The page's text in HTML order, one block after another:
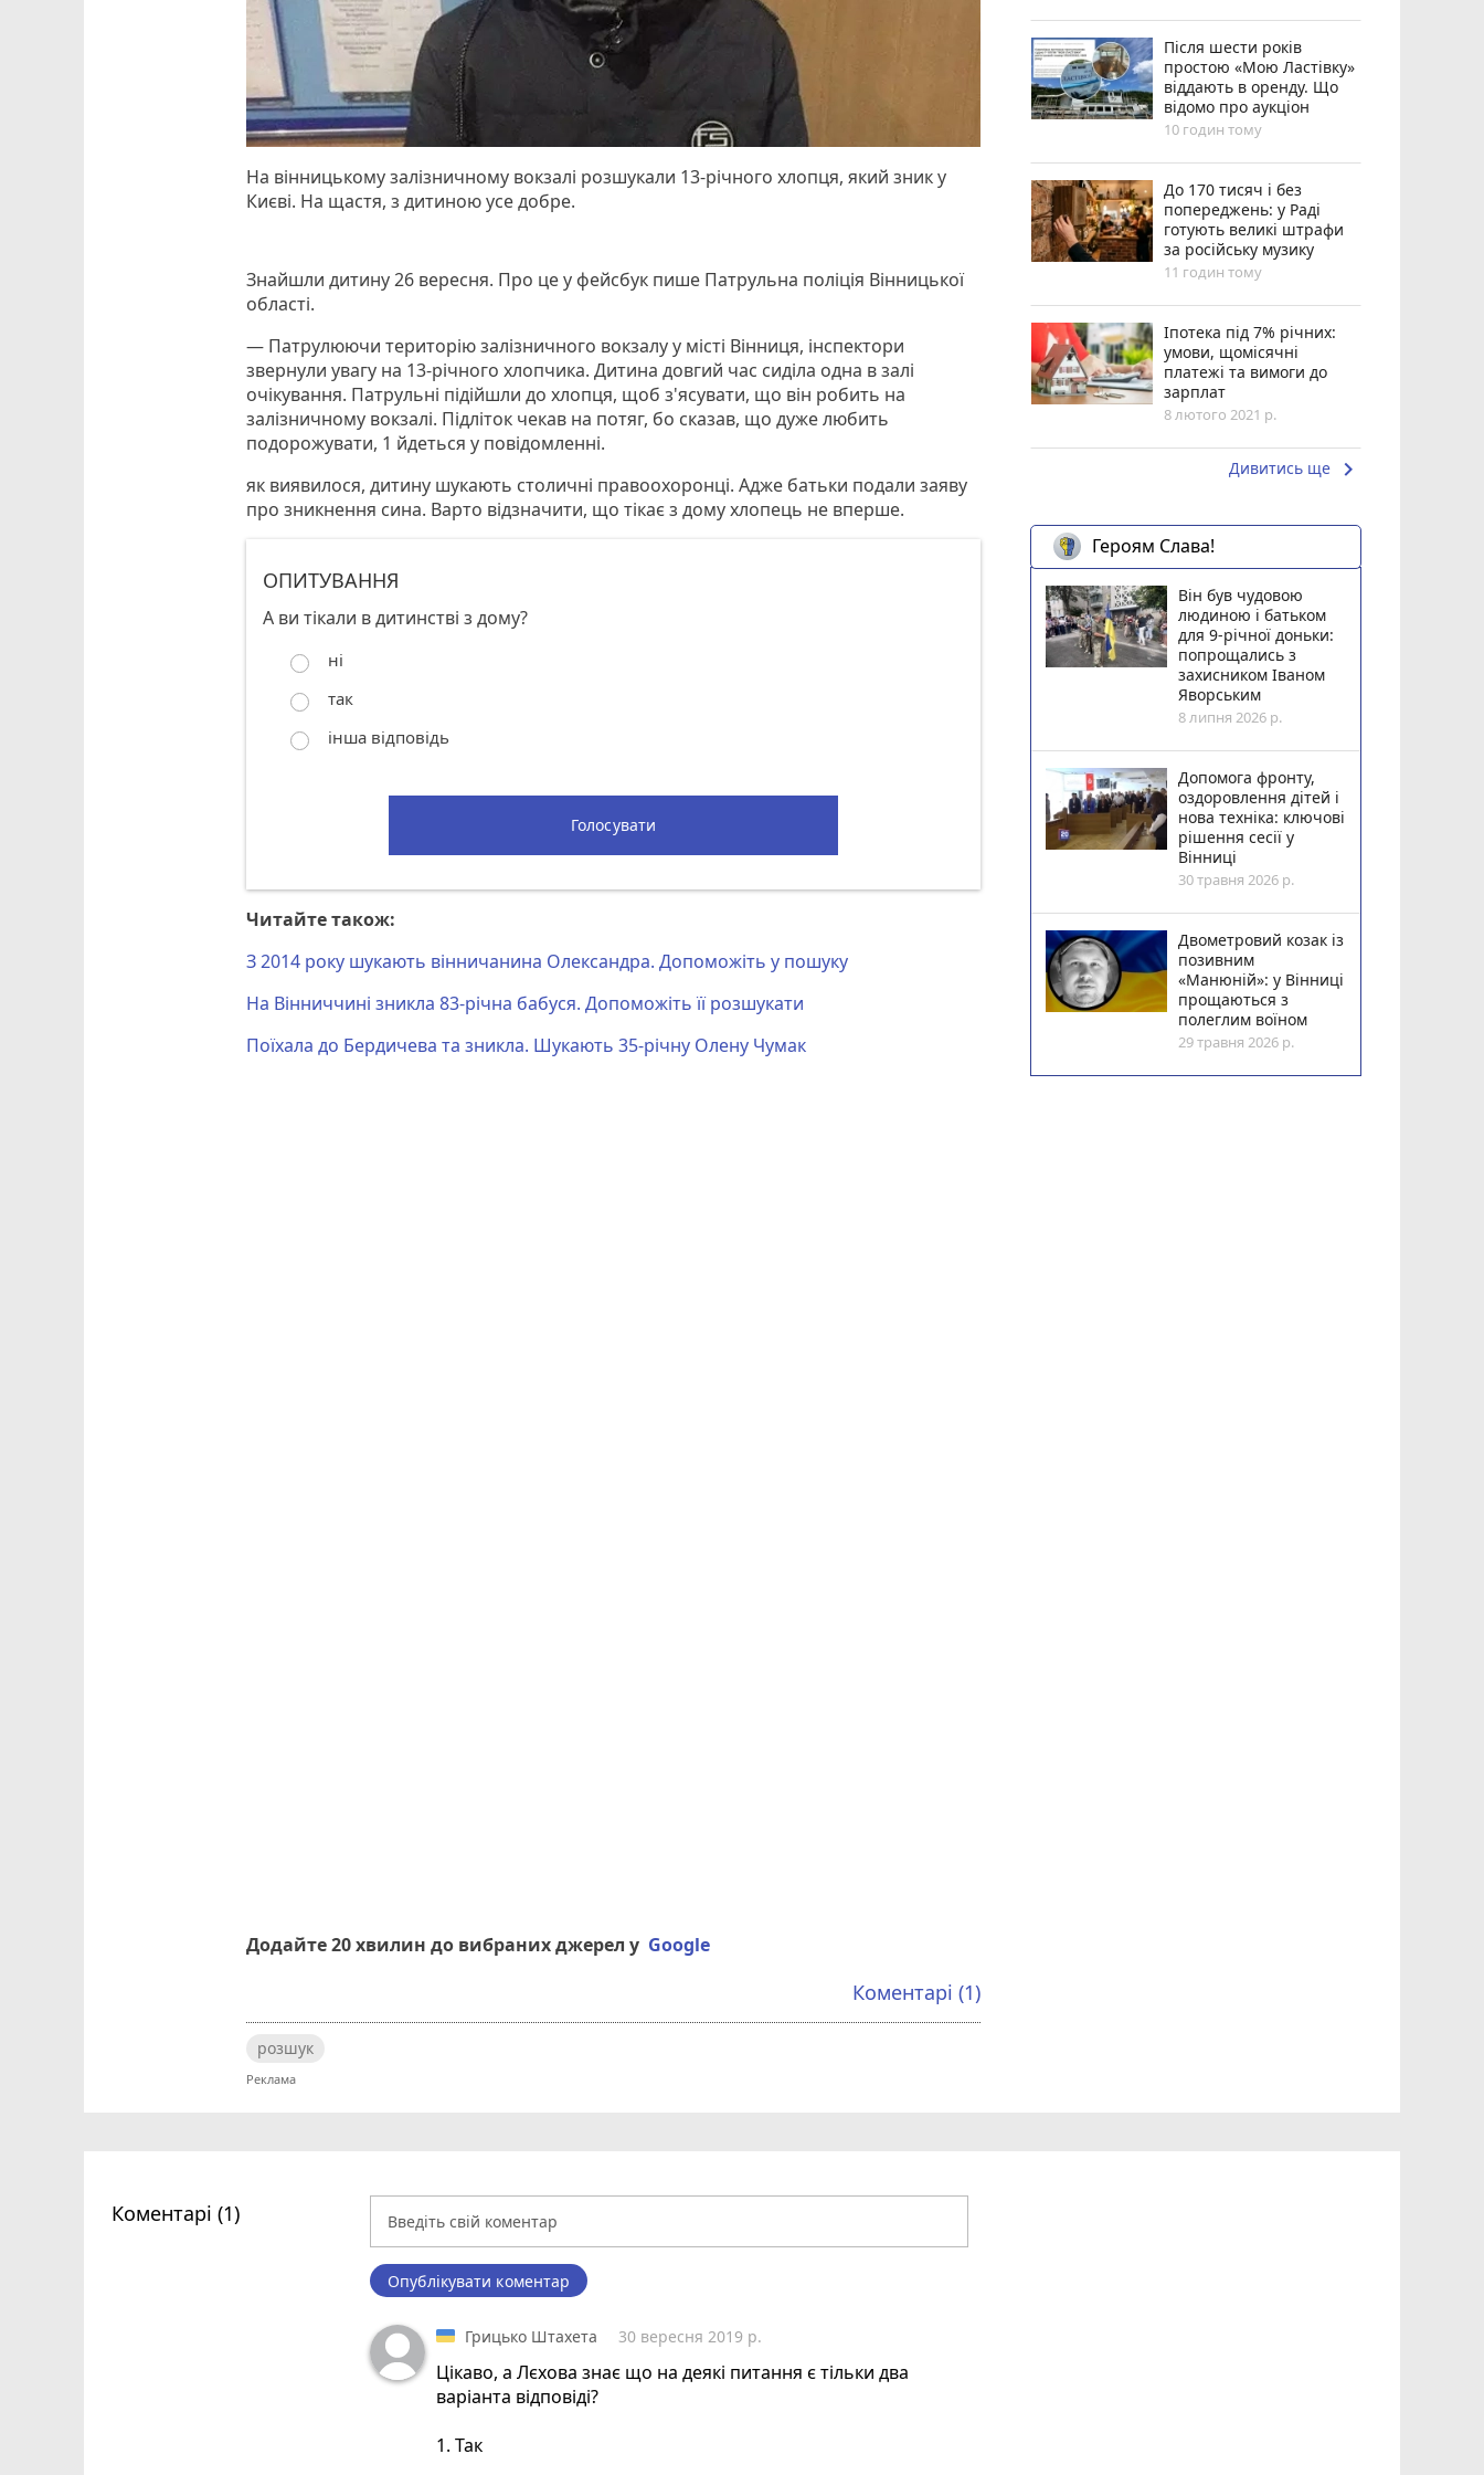
На вінницькому залізничному вокзалі розшукали 13-річного хлопця, який зник у
Києві. На щастя, з дитиною усе добре.
Знайшли дитину 26 вересня. Про це у фейсбук пише Патрульна поліція Вінницької
області.
— Патрулюючи територію залізничного вокзалу у місті Вінниця, інспектори
звернули увагу на 13-річного хлопчика. Дитина довгий час сиділа одна в залі
очікування. Патрульні підійшли до хлопця, щоб з'ясувати, що він робить на
залізничному вокзалі. Підліток чекав на потяг, бо сказав, що дуже любить
подорожувати, 1 йдеться у повідомленні.
як виявилося, дитину шукають столичні правоохоронці. Адже батьки подали заяву
про зникнення сина. Варто відзначити, що тікає з дому хлопець не вперше.
ОПИТУВАННЯ
А ви тікали в дитинстві з дому?
ні
так
інша відповідь
Голосувати
Читайте також:
З 2014 року шукають вінничанина Олександра. Допоможіть у пошуку
На Вінниччині зникла 83-річна бабуся. Допоможіть її розшукати
Поїхала до Бердичева та зникла. Шукають 35-річну Олену Чумак
Додайте 20 хвилин до вибраних джерел у Google
Коментарі (1)
розшук
Після шести років
простою «Мою Ластівку»
віддають в оренду. Що
відомо про аукціон
10 годин тому
До 170 тисяч і без
попереджень: у Раді
готують великі штрафи
за російську музику
11 годин тому
Іпотека під 7% річних:
умови, щомісячні
платежі та вимоги до
зарплат
8 лютого 2021 р.
Дивитись ще keyboard_arrow_right
Героям Слава!
Він був чудовою
людиною і батьком
для 9-річної доньки:
попрощались з
захисником Іваном
Яворським
8 липня 2026 р.
Допомога фронту,
оздоровлення дітей і
нова техніка: ключові
рішення сесії у
Вінниці
30 травня 2026 р.
Двометровий козак із
позивним
«Манюній»: у Вінниці
прощаються з
полеглим воїном
29 травня 2026 р.
Коментарі (1)
Опублікувати коментар
Грицько Штахета 30 вересня 2019 р.
Цікаво, а Лєхова знає що на деякі питання є тільки два
варіанта відповіді?
1. Так